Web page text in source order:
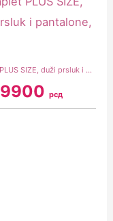
Komplet PLUS SIZE, duži prsluk i pantalone, sivi
9900рсд